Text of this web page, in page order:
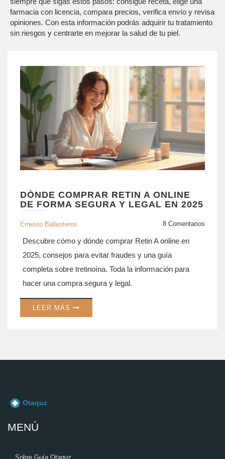
farmacia con licencia, compara precios, verifica envío y revisa
opiniones. Con esta información podrás adquirir tu tratamiento
sin riesgos y centrarte en mejorar la salud de tu piel.
DÓNDE COMPRAR RETIN A ONLINE
DE FORMA SEGURA Y LEGAL EN 2025
Ernesto Ballesteros 8 Comentarios
Descubre cómo y dónde comprar Retin A online en
2025, consejos para evitar fraudes y una guía
completa sobre tretinoína. Toda la información para
hacer una compra segura y legal.
LEER MÁS
MENÚ
Sobre Guía Otaquz